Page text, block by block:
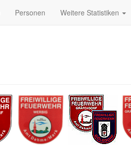
Personen Weitere Statistiken